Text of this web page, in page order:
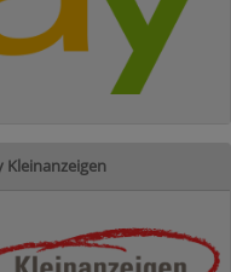
Kleinanzeigen